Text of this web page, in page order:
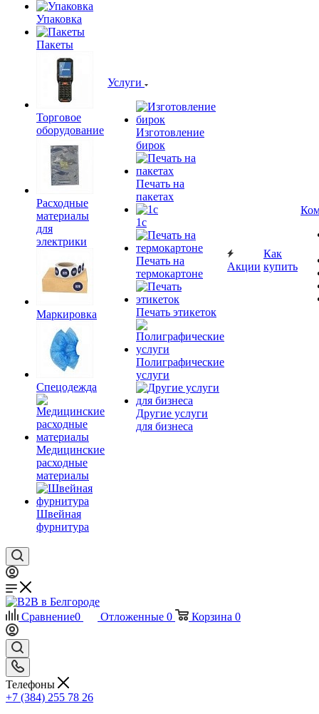
Упаковка
Пакеты
Торговое
оборудование
Расходные
материалы
для
электрики
Маркировка
Спецодежда
Медицинские
расходные
материалы
Швейная
фурнитура
Услуги
Изготовление
бирок
Печать на
пакетах
1c
Печать на
термокартоне
Печать этикеток
Полиграфические
услуги
Другие услуги
для бизнеса
Акции
Как
купить
Сравнение0 Отложенные 0 Корзина 0
Телефоны
+7 (384) 255 78 26